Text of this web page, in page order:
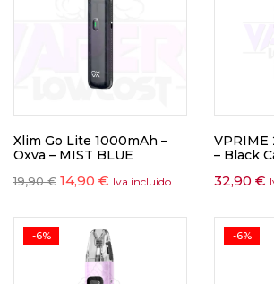
Xlim Go Lite 1000mAh –
Oxva – MIST BLUE
19,90€ 14,90 € Iva incluido
VPRIME
– Black
32,90 €
-6% -6%